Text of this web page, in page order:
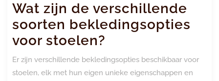
Wat zijn de verschillende
soorten bekledingsopties
voor stoelen?
Er zijn verschillende bekledingsopties beschikbaar voor
stoelen, elk met hun eigen unieke eigenschappen en